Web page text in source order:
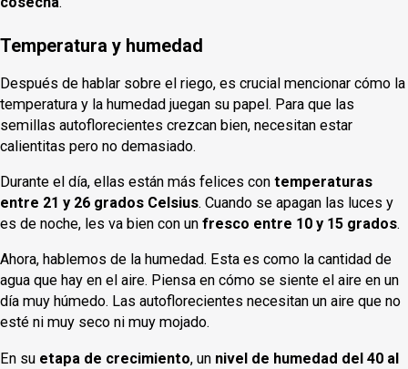
Temperatura y humedad
Después de hablar sobre el riego, es crucial mencionar cómo la
temperatura y la humedad juegan su papel. Para que las
semillas autoflorecientes crezcan bien, necesitan estar
calientitas pero no demasiado.
Durante el día, ellas están más felices con temperaturas
entre 21 y 26 grados Celsius. Cuando se apagan las luces y
es de noche, les va bien con un fresco entre 10 y 15 grados.
Ahora, hablemos de la humedad. Esta es como la cantidad de
agua que hay en el aire. Piensa en cómo se siente el aire en un
día muy húmedo. Las autoflorecientes necesitan un aire que no
esté ni muy seco ni muy mojado.
En su etapa de crecimiento, un nivel de humedad del 40 al